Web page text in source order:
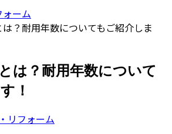
ーム
？耐用年数についてもご紹介しま
は？耐用年数について
！
リフォーム